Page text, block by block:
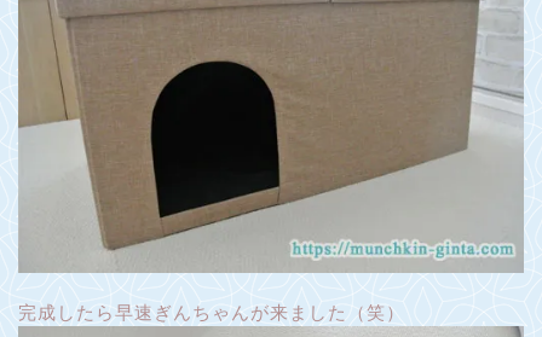
完成したら早速ぎんちゃんが来ました（笑）